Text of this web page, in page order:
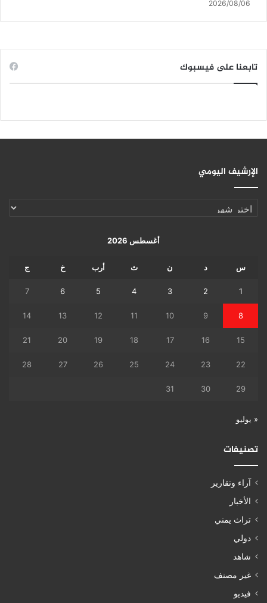
2026/08/06
تابعنا على فيسبوك
الإرشيف اليومي
الإرشيف
أغسطس 2026
س د ن ث أرب خ ج
1
2
3
4
5
6
7
8
9
10
11
12
13
14
15
16
17
18
19
20
21
22
23
24
25
26
27
28
29
30
31
« يوليو
تصنيفات
آراء وتقارير
الأخبار
تراث يمني
دولي
شاهد
غير مصنف
فيديو